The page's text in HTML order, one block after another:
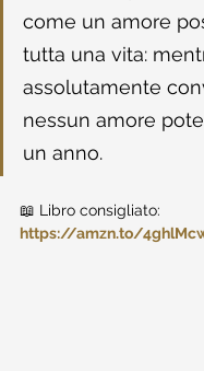
come un amore
tutta una vita:
assolutamente
nessun amore
un anno.
📖 Libro consigliato:
https://amzn.to/